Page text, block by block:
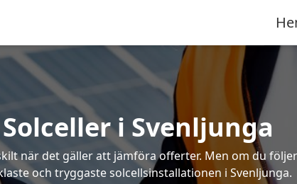
Solceller i Svenljunga
när det gäller att jämföra offerter. Men om du
och tryggaste solcellsinstallationen i Svenljunga.